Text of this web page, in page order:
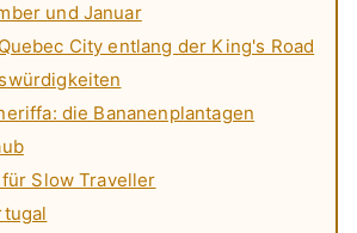
und Januar
City entlang der King's Road
die Bananenplantagen
Slow Traveller